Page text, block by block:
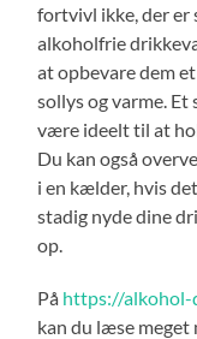
fortvivl ikke, der er
alkoholfrie
at opbevare dem
sollys og varme.
være ideelt til at
Du kan også
i en kælder, hvis
stadig nyde dine
op.
På https://alkohol-
kan du læse meget